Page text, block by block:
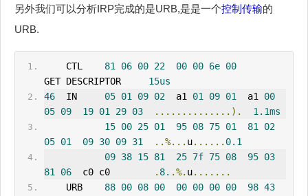
另外我们可以分析IRP完成的是URB,是是一个控制传输的
URB.
    CTL
81 06 00 22 00 00 6e 00
GET DESCRIPTOR 15us
46
IN 05 01 09 02
  a1
01 09 01
  a1
00
05 09 19 01 29 03 ..............).
1.1ms
15 00 25 01 95 08 75 01 81
02
05 01 09 30 09 31 ..%... u...... 0.1
09 38 15 81 25 7f 75 08 95 03
81
06
  c0 c0
. 8. .%. u.......
    URB
88 00 08 00 00 00 00 00 98 43